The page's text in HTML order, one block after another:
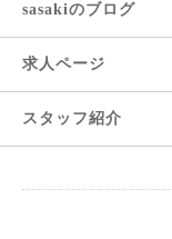
sasakiのブログ
求人ページ
スタッフ紹介